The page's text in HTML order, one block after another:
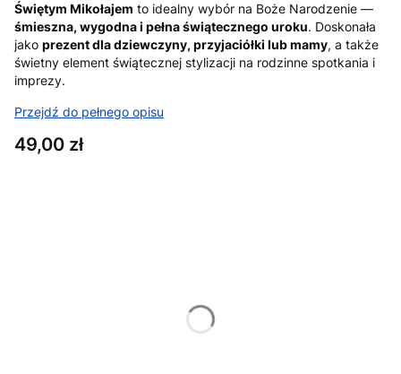
Świętym Mikołajem to idealny wybór na Boże Narodzenie —
śmieszna, wygodna i pełna świątecznego uroku. Doskonała
jako prezent dla dziewczyny, przyjaciółki lub mamy, a także
świetny element świątecznej stylizacji na rodzinne spotkania i
imprezy.
Przejdź do pełnego opisu
Cena
49,00 zł